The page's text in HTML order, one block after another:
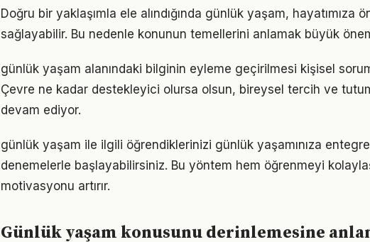
Doğru bir yaklaşımla ele alındığında günlük yaşam, hayatımıza
sağlayabilir. Bu nedenle konunun temellerini anlamak büyük
günlük yaşam alanındaki bilginin eyleme geçirilmesi kişisel
Çevre ne kadar destekleyici olursa olsun, bireysel tercih ve
devam ediyor.
günlük yaşam ile ilgili öğrendiklerinizi günlük yaşamınıza
denemelerle başlayabilirsiniz. Bu yöntem hem öğrenmeyi
motivasyonu artırır.
Günlük yaşam konusunu derinlemesine